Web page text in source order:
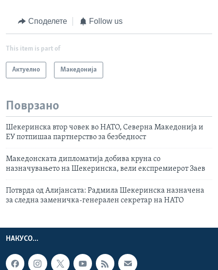
Споделете Follow us
This item is part of
Актуелно Македонија
Поврзано
Шекеринска втор човек во НАТО, Северна Македонија и
ЕУ потпишаа партнерство за безбедност
Македонската дипломатија добива круна со
назначувањето на Шекеринска, вели експремиерот Заев
Потврда од Алијансата: Радмила Шекеринска назначена
за следна заменичка-генерален секретар на НАТО
НАКУСО...